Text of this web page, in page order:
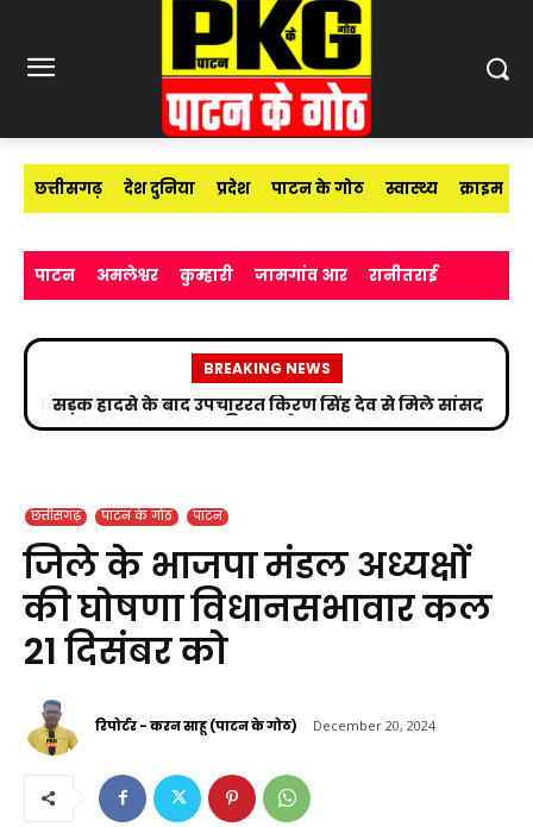
छत्तीसगढ़ देश दुनिया प्रदेश पाटन के गोठ स्वास्थ्य क्राइम
पाटन अमलेश्वर कुम्हारी जामगांव आर रानीतराई
BREAKING NEWS
सड़क हादसे के बाद उपचाररत किरण सिंह देव से मिले सांसद
विजय बघेल
छत्तीसगढ़ पाटन के गोठ पाटन
जिले के भाजपा मंडल अध्यक्षों
की घोषणा विधानसभावार कल
21 दिसंबर को
रिपोर्टर - करन साहू (पाटन के गोठ) December 20, 2024